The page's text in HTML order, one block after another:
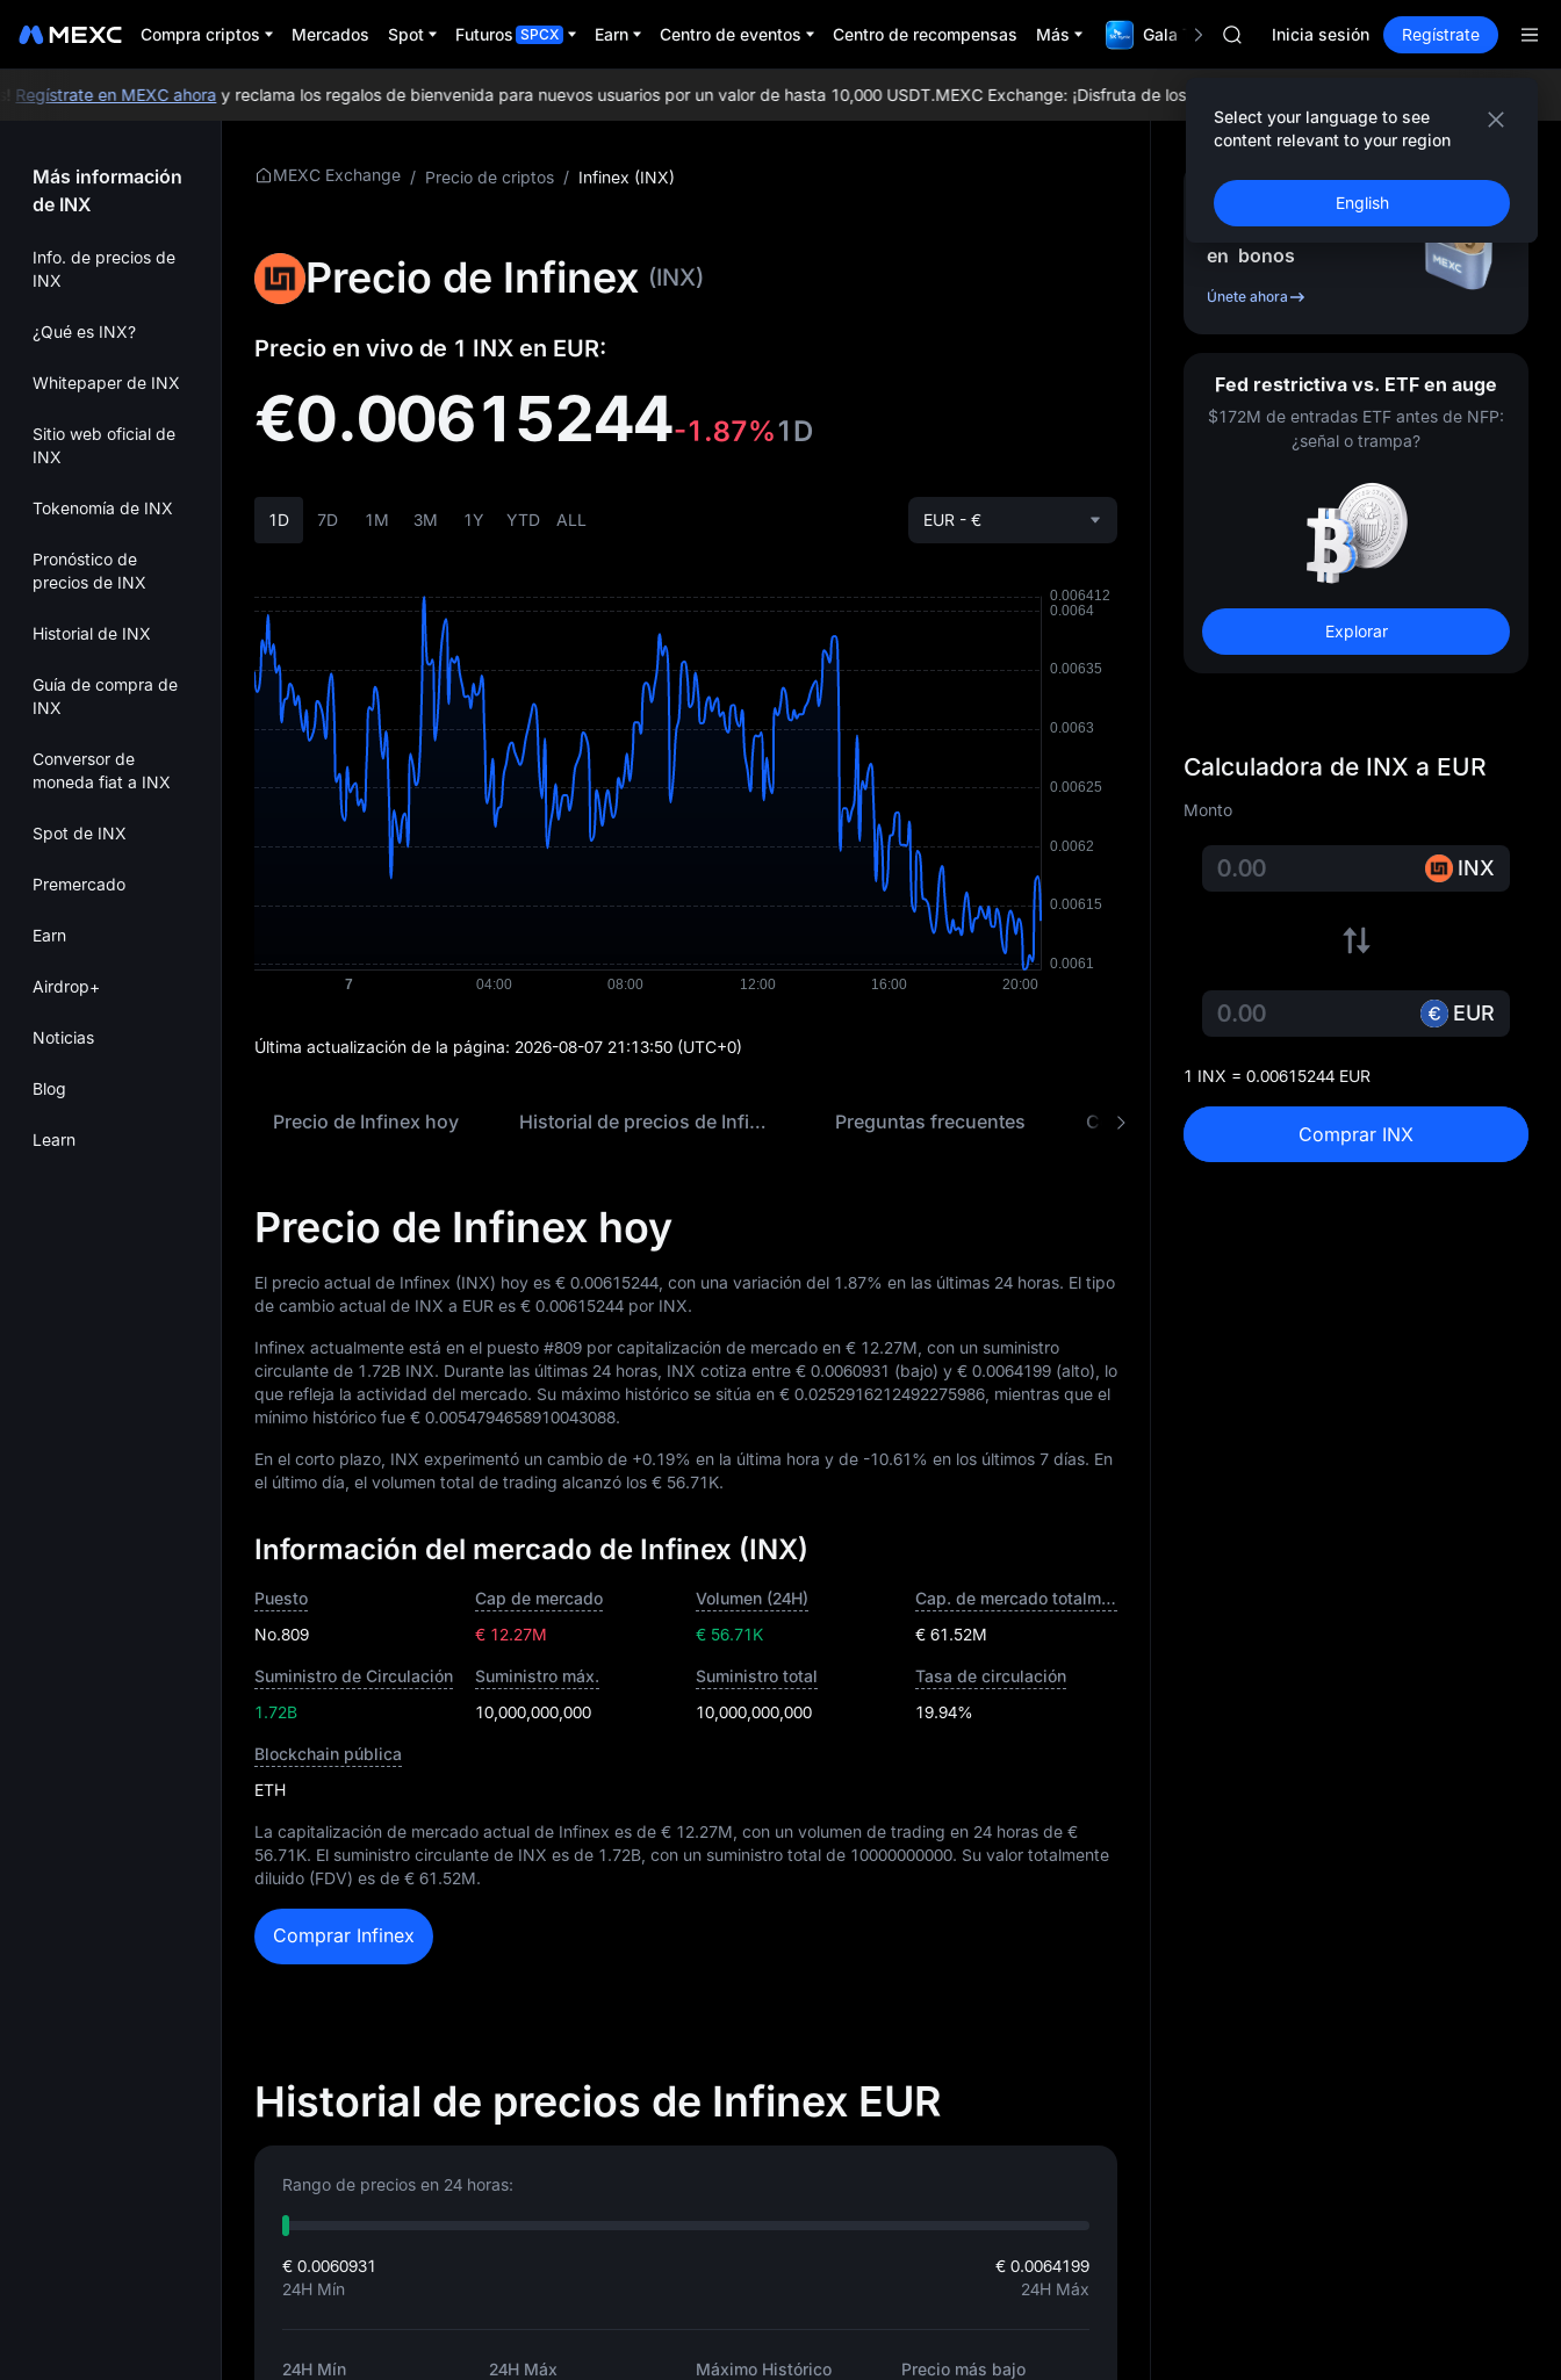
Compra criptos Mercados Spot Futuros SPCX Earn Centro de eventos Centro de recompensas Más Gala TradFi de $1,000,000
SKYAI
Suscripción mercado 10A
GOLD(XAU)
AAOI
SPCX sube pese al lock-up
Inicia sesión Regístrate
Select your language to see
content relevant to your region
English
en MEXC ahoray reclama los regalos de bienvenida para nuevos usuarios por un valor de hasta 10,000 USDT.MEXC Exchange: ¡Disfruta de los tokens más populares, airdrops diarios, las
Más información
de INX
Info. de precios de
INX
¿Qué es INX?
Whitepaper de INX
Sitio web oficial de
INX
Tokenomía de INX
Pronóstico de
precios de INX
Historial de INX
Guía de compra de
INX
Conversor de
moneda fiat a INX
Spot de INX
Premercado
Earn
Airdrop+
Noticias
Blog
Learn
MEXC Exchange / Precio de criptos / Infinex (INX)
Precio de Infinex (INX)
Precio en vivo de 1 INX en EUR:
€0.00615244-1.87%1D
1D 7D 1M 3M 1Y YTD ALL EUR - €
Última actualización de la página: 2026-08-07 21:13:50 (UTC+0)
Precio de Infinex hoy Historial de precios de Infinex Preguntas frecuentes Convertir INX a EUR
Precio de Infinex hoy
El precio actual de Infinex (INX) hoy es € 0.00615244 , con una variación del 1.87% en las últimas 24 horas. El tipo
de cambio actual de INX a EUR es € 0.00615244 por INX.
Infinex actualmente está en el puesto #809 por capitalización de mercado en € 12.27M , con un suministro
circulante de 1.72B INX. Durante las últimas 24 horas, INX cotiza entre € 0.0060931 (bajo) y € 0.0064199 (alto), lo
que refleja la actividad del mercado. Su máximo histórico se sitúa en € 0.0252916212492275986 , mientras que el
mínimo histórico fue € 0.0054794658910043088.
En el corto plazo, INX experimentó un cambio de +0.19% en la última hora y de -10.61% en los últimos 7 días. En
el último día, el volumen total de trading alcanzó los € 56.71K.
Información del mercado de Infinex (INX)
Puesto
No.809
Cap de mercado
€ 12.27M
Volumen (24H)
€ 56.71K
Cap. de mercado totalmente diluida
€ 61.52M
Suministro de Circulación
1.72B
Suministro máx.
10,000,000,000
Suministro total
10,000,000,000
Tasa de circulación
19.94%
Blockchain pública
ETH
La capitalización de mercado actual de Infinex es de € 12.27M , con un volumen de trading en 24 horas de €
56.71K. El suministro circulante de INX es de 1.72B , con un suministro total de 10000000000. Su valor totalmente
diluido (FDV) es de € 61.52M.
Comprar Infinex
Historial de precios de Infinex EUR
Rango de precios en 24 horas:
€ 0.0060931
24H Mín
€ 0.0064199
24H Máx
24H Mín
24H Máx
Máximo Histórico Precio más bajo
Regístrate y recibe
hasta 10,000USDT
en bonos
Únete ahora
Fed restrictiva vs. ETF en auge
$172M de entradas ETF antes de NFP:
¿señal o trampa?
Explorar
Calculadora de INX a EUR
Monto
INX
EUR
1 INX = 0.00615244 EUR
Comprar INX